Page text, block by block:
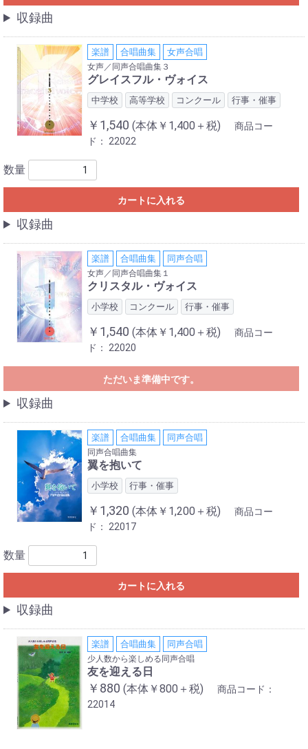
収録曲
楽譜 合唱曲集 女声合唱
女声／同声合唱曲集３
グレイスフル・ヴォイス
中学校 高等学校 コンクール 行事・催事
￥1,540 (本体￥1,400＋税)
商品コー
ド： 22022
数量
カートに入れる
収録曲
楽譜 合唱曲集 同声合唱
女声／同声合唱曲集１
クリスタル・ヴォイス
小学校 コンクール 行事・催事
￥1,540 (本体￥1,400＋税)
商品コー
ド： 22020
ただいま準備中です。
収録曲
楽譜 合唱曲集 同声合唱
同声合唱曲集
翼を抱いて
小学校 行事・催事
￥1,320 (本体￥1,200＋税)
商品コー
ド： 22017
数量
カートに入れる
収録曲
楽譜 合唱曲集 同声合唱
少人数から楽しめる同声合唱
友を迎える日
￥880 (本体￥800＋税)
商品コード：
22014